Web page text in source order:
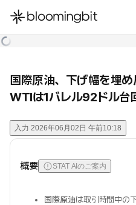
한국어
国際原油、下げ幅を埋
WTIは1バレル92ドル台
入力 2026年06月02日 午前10:18
概要 STAT AIのご案内
国際原油は取引時間中の